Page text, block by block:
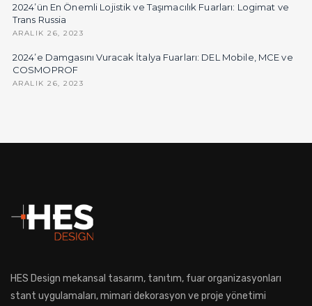
2024’ün En Önemli Lojistik ve Taşımacılık Fuarları: Logimat ve
Trans Russia
ARALIK 26, 2023
2024’e Damgasını Vuracak İtalya Fuarları: DEL Mobile, MCE ve
COSMOPROF
ARALIK 26, 2023
HES Design mekansal tasarım, tanıtım, fuar organizasyonları
stant uygulamaları, mimari dekorasyon ve proje yönetimi